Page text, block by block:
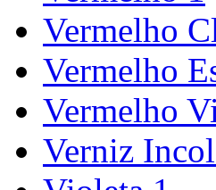
Vermelho
Vermelho
Vermelho
Verniz